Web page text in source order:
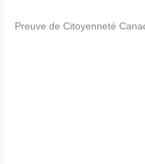
Preuve de Citoyenneté